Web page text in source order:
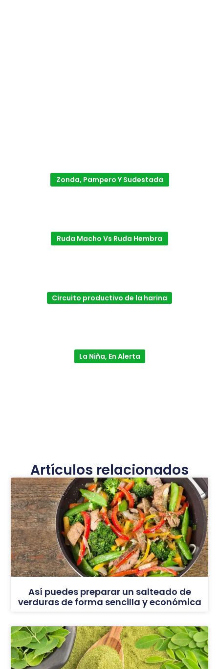
Zonda, Pampero Y Sudestada
Ruda Macho Vs Ruda Hembra
Circuito productivo de la harina
La Niña, En Alerta
Artículos relacionados
Así puedes preparar un salteado de
verduras de forma sencilla y económica